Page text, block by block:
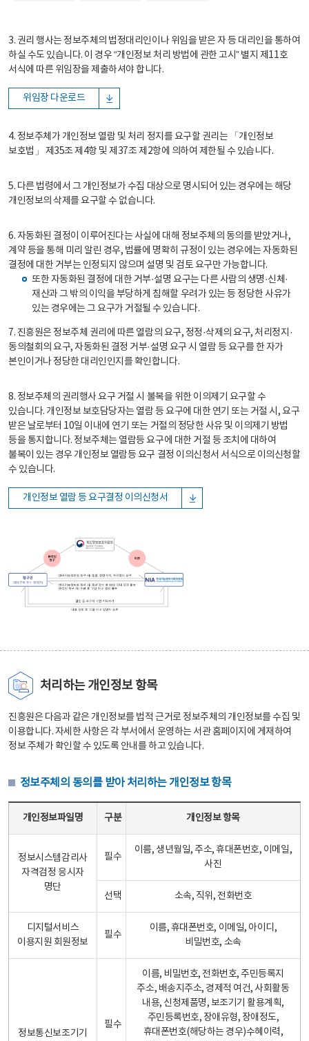
3. 권리 행사는 정보주체의 법정대리인이나 위임을 받은 자 등 대리인을 통하여
하실 수도 있습니다. 이 경우 “개인정보 처리 방법에 관한 고시” 별지 제11호
서식에 따른 위임장을 제출하셔야 합니다.
위임장 다운로드
4. 정보주체가 개인정보 열람 및 처리 정지를 요구할 권리는 「개인정보
보호법」 제35조 제4항 및 제37조 제2항에 의하여 제한될 수 있습니다.
5. 다른 법령에서 그 개인정보가 수집 대상으로 명시되어 있는 경우에는 해당
개인정보의 삭제를 요구할 수 없습니다.
6. 자동화된 결정이 이루어진다는 사실에 대해 정보주체의 동의를 받았거나,
계약 등을 통해 미리 알린 경우, 법률에 명확히 규정이 있는 경우에는 자동화된
결정에 대한 거부는 인정되지 않으며 설명 및 검토 요구만 가능합니다.
또한 자동화된 결정에 대한 거부·설명 요구는 다른 사람의 생명·신체·
재산과 그 밖의 이익을 부당하게 침해할 우려가 있는 등 정당한 사유가
있는 경우에는 그 요구가 거절될 수 있습니다.
7. 진흥원은 정보주체 권리에 따른 열람의 요구, 정정·삭제의 요구, 처리정지·
동의철회의 요구, 자동화된 결정 거부·설명 요구 시 열람 등 요구를 한 자가
본인이거나 정당한 대리인인지를 확인합니다.
8. 정보주체의 권리행사 요구 거절 시 불복을 위한 이의제기 요구할 수
있습니다. 개인정보 보호담당자는 열람 등 요구에 대한 연기 또는 거절 시, 요구
받은 날로부터 10일 이내에 연기 또는 거절의 정당한 사유 및 이의제기 방법
등을 통지합니다. 정보주체는 열람등 요구에 대한 거절 등 조치에 대하여
불복이 있는 경우 개인정보 열람등 요구 결정 이의신청서 서식으로 이의신청할
수 있습니다.
개인정보 열람 등 요구결정 이의신청서
처리하는 개인정보 항목
진흥원은 다음과 같은 개인정보를 법적 근거로 정보주체의 개인정보를 수집 및
이용합니다. 자세한 사항은 각 부서에서 운영하는 서관 홈페이지에 게재하여
정보 주체가 확인할 수 있도록 안내를 하고 있습니다.
정보주체의 동의를 받아 처리하는 개인정보 항목
개인정보파일명 구분 개인정보 항목
정보시스템감리사
자격검정 응시자
명단
필수
이름, 생년월일, 주소, 휴대폰번호, 이메일,
사진
선택 소속, 직위, 전화번호
디지털서비스
이용지원 회원정보
필수
이름, 휴대폰번호, 이메일, 아이디,
비밀번호, 소속
정보통신보조기기
필수
이름, 비밀번호, 전화번호, 주민등록지
주소, 배송지주소, 경제적 여건, 사회활동
내용, 신청제품명, 보조기기 활용계획,
주민등록번호, 장애유형, 장애정도,
휴대폰번호(해당하는 경우)수혜이력,